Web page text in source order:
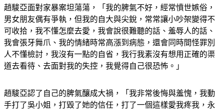
趙駿亞面對家暴案坦蕩蕩，「我的脾氣不好，經常憤世嫉俗，
男女朋友偶有爭執，但我的自大與尖銳，常常讓小吵架變得不
可收拾，我不懂怎麼去愛，我會說很難聽的話、羞辱人的話、
我會張牙舞爪、我的情緒時常高漲到病態，還會同時間怪罪別
人不懂檢討，我沒有一點的自省，我行我素沒有想用正確的渠
道去看待、去面對我的失控，我覺得自己很恐怖。」
趙駿亞認了自己的脾氣釀成大禍，「我非常後悔與羞愧，我動
手打了吳小姐，打毀了她的信任，打了一個這樣愛我疼我，永